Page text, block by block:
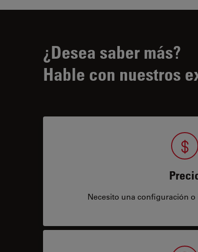
¿Desea saber más?
Hable con nuestros
Necesito una configuración